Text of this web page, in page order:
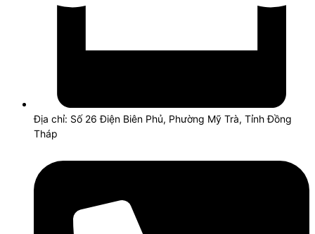
Địa chỉ: Số 26 Điện Biên Phủ, Phường Mỹ Trà, Tỉnh Đồng
Tháp